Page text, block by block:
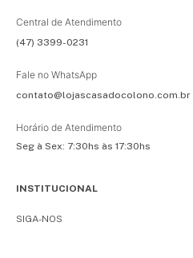
Central de Atendimento
(47) 3399-0231
Fale no WhatsApp
contato@lojascasadocolono.com.br
Horário de Atendimento
Seg à Sex: 7:30hs às 17:30hs
INSTITUCIONAL
SIGA-NOS